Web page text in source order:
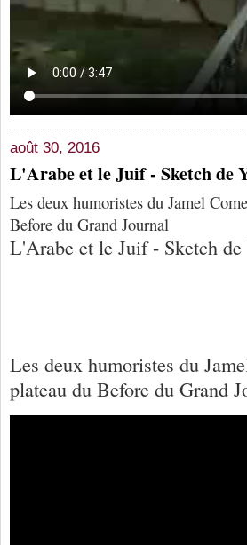
août 30, 2016
L'Arabe et le Juif - Sketch de
Les deux humoristes du Jamel
Before du Grand Journal
L'Arabe et le Juif - Sketch
Les deux humoristes du
plateau du Before du Grand